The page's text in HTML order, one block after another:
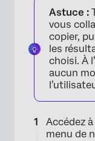
Astuce :
vous
copier,
les
choisi. À
aucun
Accédez
menu de